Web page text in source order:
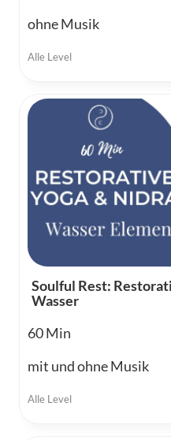
ohne Musik
Alle Level
Soulful Rest:
Wasser
60
mit und ohne Musik
Alle Level